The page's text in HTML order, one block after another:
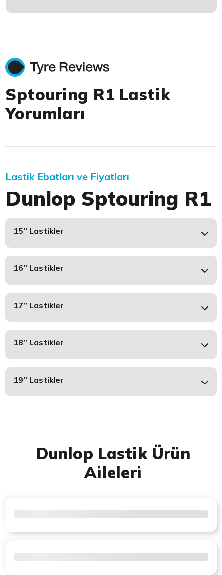
Sptouring R1 Lastik
Yorumları
Lastik Ebatları ve Fiyatları
Dunlop Sptouring R1
15’’ Lastikler
16’’ Lastikler
17’’ Lastikler
18’’ Lastikler
19’’ Lastikler
Dunlop Lastik Ürün
Aileleri